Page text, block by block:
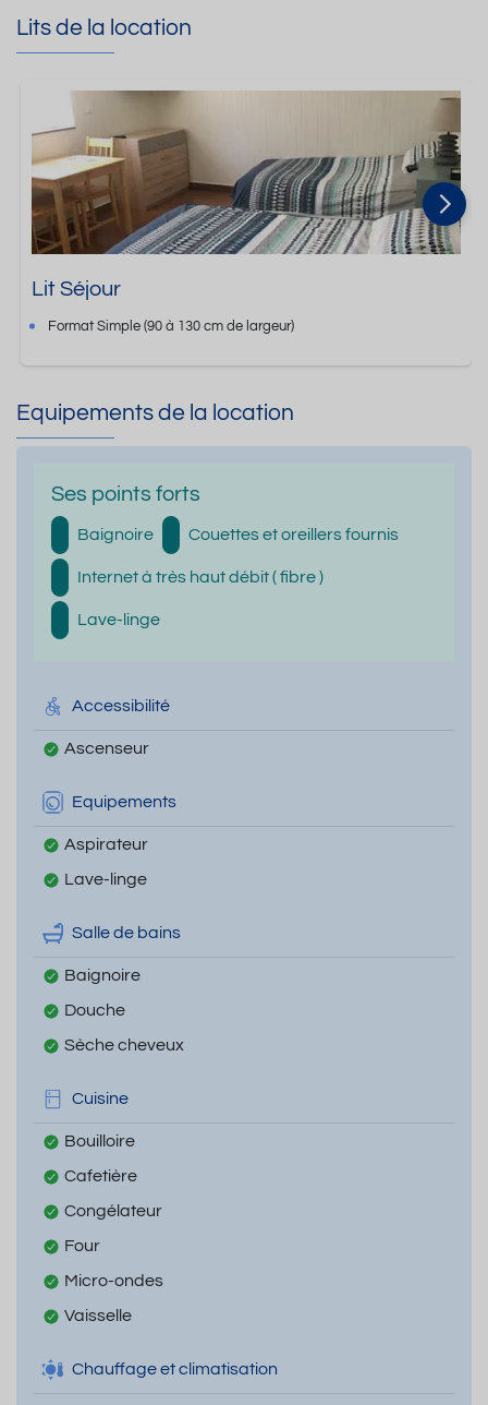
Lits de la location
Lit Séjour
FormatSimple (90 à 130 cm de largeur)
Equipements de la location
Ses points forts
Baignoire Couettes et oreillers fournis
Internet à très haut débit ( fibre )
Lave-linge
Accessibilité
Ascenseur
Equipements
Aspirateur
Lave-linge
Salle de bains
Baignoire
Douche
Sèche cheveux
Cuisine
Bouilloire
Cafetière
Congélateur
Four
Micro-ondes
Vaisselle
Chauffage et climatisation